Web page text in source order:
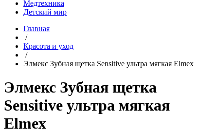
Медтехника
Детский мир
Главная
/
Красота и уход
/
Элмекс Зубная щетка Sensitive ультра мягкая Elmex
Элмекс Зубная щетка
Sensitive ультра мягкая
Elmex